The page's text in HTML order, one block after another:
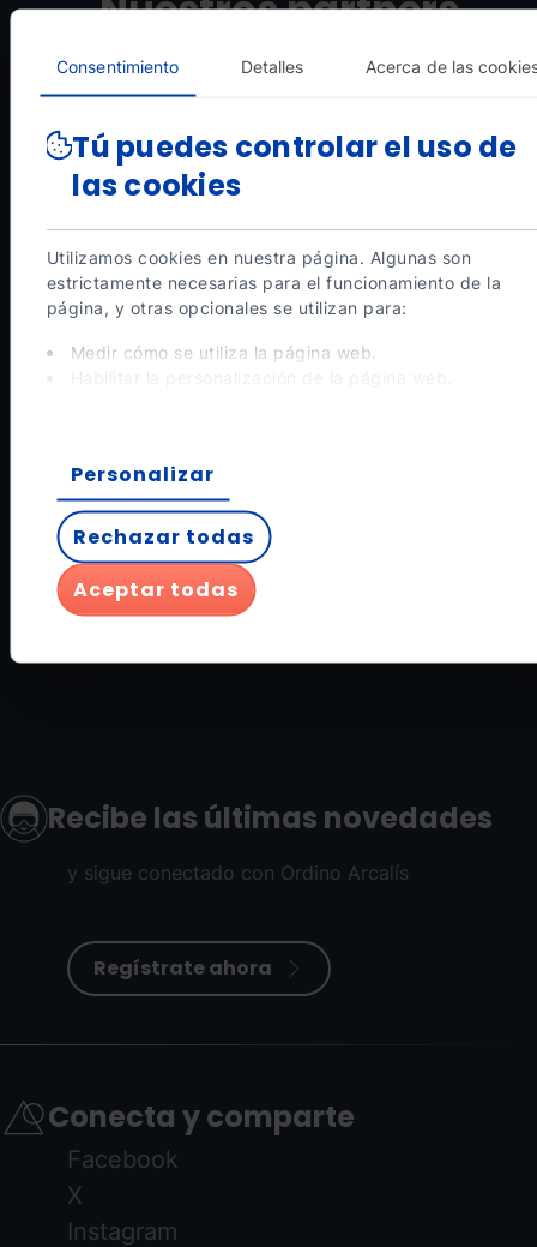
Consentimiento Detalles Acerca de las
Tú puedes controlar el uso de
las cookies
Utilizamos cookies en nuestra página. Algunas son
estrictamente necesarias para el funcionamiento de la
página, y otras opcionales se utilizan para:
Medir cómo se utiliza la página web.
Habilitar la personalización de la página web.
'Configurar'.
Aceptar todas
Personalizar
Rechazar todas
OA
Andorra
Grandvalira Andorra
Parkpiolet1.png
Grandvalira
VER TODOS LOS PARTNERS
Recibe las últimas novedades
y sigue conectado con Ordino Arcalís
Regístrate ahora
Conecta y comparte
Facebook
X
Instagram